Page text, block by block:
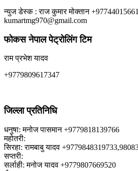
न्युज डेस्क : राज कुमार मोक्तान
kumartmg970@gmail.com
फोकस नेपाल पेट्रोलिंग टिम
राम प्रभेश यादव
+9779809617347
जिल्ला प्रतिनिधि
धनुषा: मनोज पासमान +9779818139766
महोतरी:
सिरहा: रामबाबु यादव
सप्तरी:
सर्लाही: मनोज यादव +9779807669520